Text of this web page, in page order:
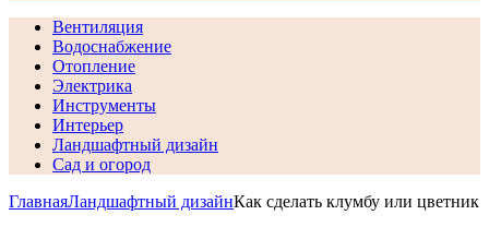
Вентиляция
Водоснабжение
Отопление
Электрика
Инструменты
Интерьер
Ландшафтный дизайн
Сад и огород
ГлавнаяЛандшафтный дизайнКак сделать клумбу или цветник